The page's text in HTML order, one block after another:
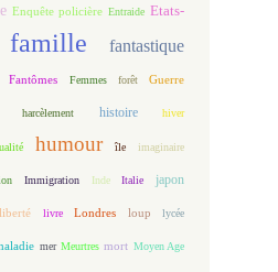
Enquête policière Entraide Etats-
famille fantastique
Fantômes Femmes forêt Guerre
harcèlement histoire hiver
humour île imaginaire
Immigration Inde Italie japon
liberté livre Londres loup lycée
mer Meurtres mort Moyen Age